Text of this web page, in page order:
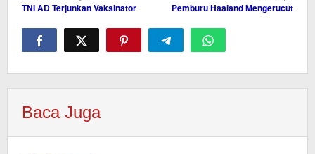
pos
TNI AD Terjunkan Vaksinator
Pemburu Haaland Mengerucut
Baca Juga